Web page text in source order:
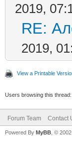
2019,
RE:
2019,
View a Printable
Users browsing this
Forum Team Contact
Powered By MyBB , ©